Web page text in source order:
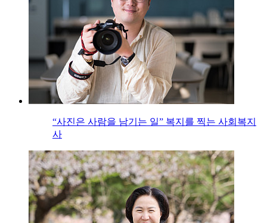
“사진은 사람을 남기는 일” 복지를 찍는 사회복지
사